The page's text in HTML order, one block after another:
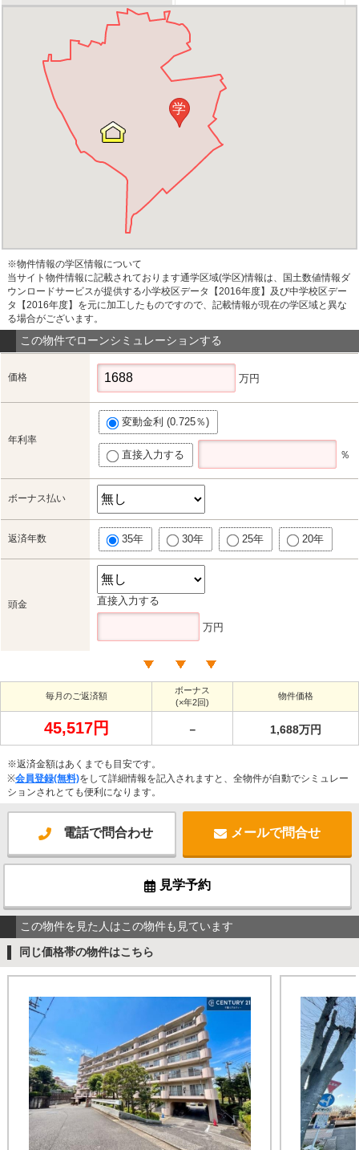
学
※物件情報の学区情報について
当サイト物件情報に記載されております通学区域(学区)情報は、国土数値情報ダ
ウンロードサービスが提供する小学校区データ【2016年度】及び中学校区デー
タ【2016年度】を元に加工したものですので、記載情報が現在の学区域と異な
る場合がございます。
この物件でローンシミュレーションする
価格 万円
年利率
変動金利 (0.725％)
直接入力する ％
ボーナス払い
返済年数 35年 30年 25年 20年
頭金 直接入力する
万円
毎月のご返済額
ボーナス
(×年2回)
物件価格
45,517円 － 1,688万円
※返済金額はあくまでも目安です。
※会員登録(無料)をして詳細情報を記入されますと、全物件が自動でシミュレー
ションされとても便利になります。
電話で問合わせ メールで問合せ
見学予約
この物件を見た人はこの物件も見ています
同じ価格帯の物件はこちら